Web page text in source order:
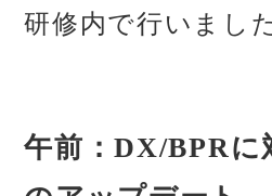
研修内で行いまし
午前：DX/BPRに